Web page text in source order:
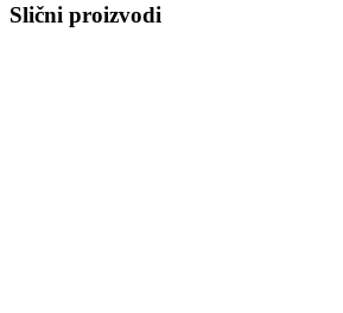
Slični proizvodi